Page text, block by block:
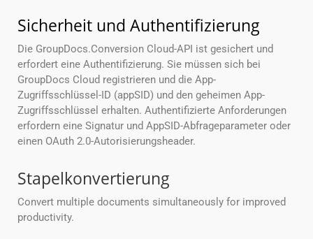
Sicherheit und Authentifizierung
Die GroupDocs.Conversion Cloud-API ist gesichert und
erfordert eine Authentifizierung. Sie müssen sich bei
GroupDocs Cloud registrieren und die App-
Zugriffsschlüssel-ID (appSID) und den geheimen App-
Zugriffsschlüssel erhalten. Authentifizierte Anforderungen
erfordern eine Signatur und AppSID-Abfrageparameter oder
einen OAuth 2.0-Autorisierungsheader.
Stapelkonvertierung
Convert multiple documents simultaneously for improved
productivity.